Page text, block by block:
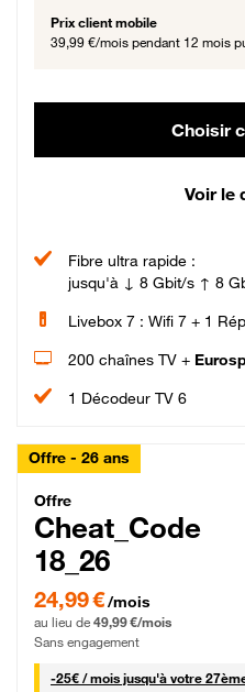
Prix client mobile
39,99 €/mois pendant 12 mois
Choisir
Voir le
Fibre ultra rapide :
jusqu'à ↓ 8 Gbit/s ↑ 8
Livebox 7 : Wifi 7 + 1
200 chaînes TV +
1 Décodeur TV 6
Offre - 26 ans
Cheat_Code
Offre
Cheat_Code
18_26
24,99 € par mois pendant 0 mois
24,99 €/mois
au lieu de 49,99 €/mois
Sans engagement
-25€ / mois25 € par mois
jusqu'à votre